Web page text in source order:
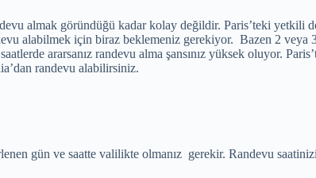
almak göründüğü kadar kolay değildir. Paris’teki yetkili
alabilmek için biraz beklemeniz gerekiyor. Bazen 2 veya
ararsanız randevu alma şansınız yüksek oluyor.
randevu alabilirsiniz.
gün ve saatte valilikte olmanız gerekir. Randevu